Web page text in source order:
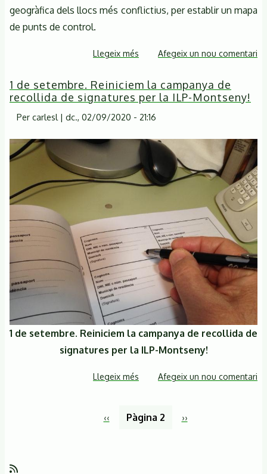
geogràfica dels llocs més conflictius, per establir un mapa
de punts de control.
Llegeix més sobre
de
la
Natura
Netegem
llera
del
Tordera
recollim
signatures
per
ILP-
Montseny
Afegeix un nou comentari
1 de setembre. Reiniciem la campanya de
recollida de signatures per la ILP-Montseny!
Per carlesl | dc., 02/09/2020 - 21:16
1 de setembre. Reiniciem la campanya de recollida de
signatures per la ILP-Montseny!
Llegeix més sobre
setembre.
Afegeix un nou comentari
Pàgina
‹‹ Pàgina 2
Pàgina
››